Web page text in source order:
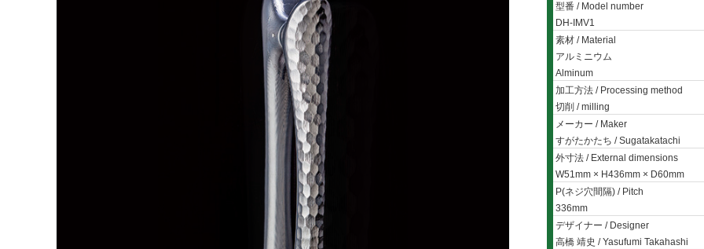
型番 / Model number
DH-IMV1
素材 / Material
アルミニウム
Alminum
加工方法 / Processing method
切削 / milling
メーカー / Maker
すがたかたち / Sugatakatachi
外寸法 / External dimensions
W51mm × H436mm × D60mm
P(ネジ穴間隔) / Pitch
336mm
デザイナー / Designer
高橋 靖史 / Yasufumi Takahashi